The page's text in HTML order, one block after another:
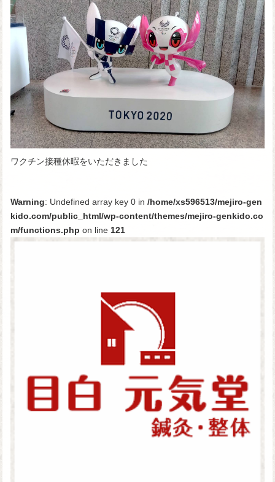
ワクチン接種休暇をいただきました
Warning: Undefined array key 0 in /home/xs596513/mejiro-gen
kido.com/public_html/wp-content/themes/mejiro-genkido.co
m/functions.php on line 121